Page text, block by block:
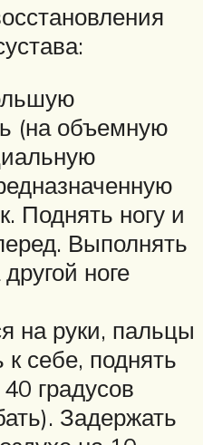
(на объемную
Поднять ногу и
Выполнять
ноге
на руки, пальцы
к себе, поднять
градусов
Задержать